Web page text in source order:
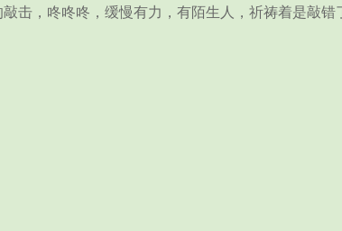
，咚咚咚，缓慢有力，有陌生人，祈祷着是敲错